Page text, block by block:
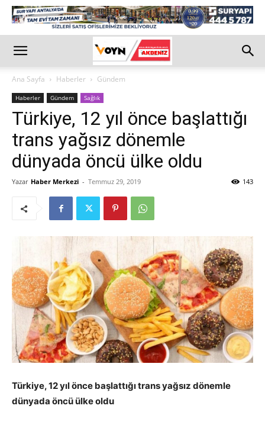
Ana Sayfa Haberler Gündem
Haberler Gündem Sağlık
Türkiye, 12 yıl önce başlattığı
trans yağsız dönemle
dünyada öncü ülke oldu
Yazar Haber Merkezi - Temmuz 29, 2019 143
Türkiye, 12 yıl önce başlattığı trans yağsız dönemle
dünyada öncü ülke oldu